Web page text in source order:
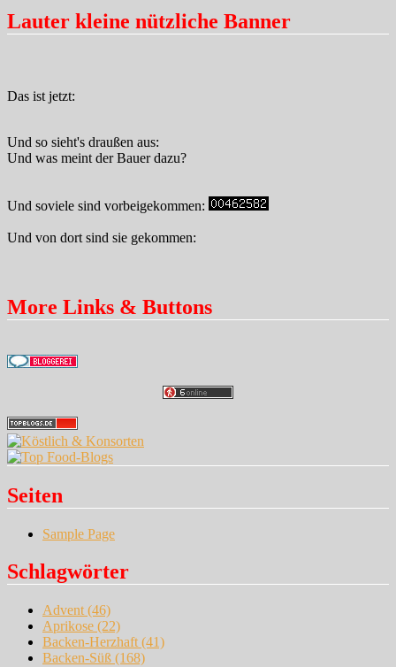
Lauter kleine nützliche Banner
Das ist jetzt:
Und so sieht's draußen aus:
Und was meint der Bauer dazu?
Und soviele sind vorbeigekommen:
Und von dort sind sie gekommen:
More Links & Buttons
Seiten
Sample Page
Schlagwörter
Advent (46)
Aprikose (22)
Backen-Herzhaft (41)
Backen-Süß (168)